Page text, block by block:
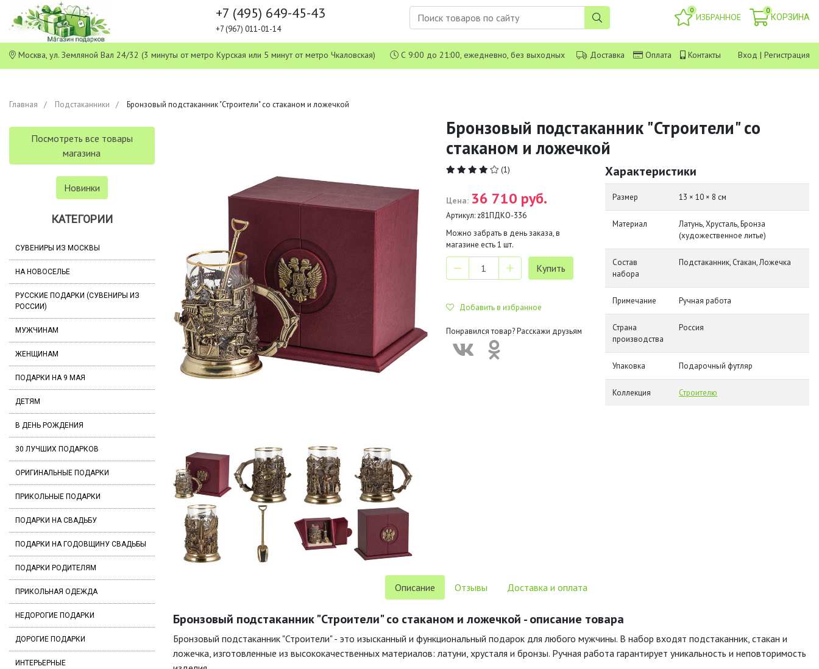
+7 (495) 649-45-43
+7 (967) 011-01-14
0
ИЗБРАННОЕ
0
КОРЗИНА
Москва, ул. Земляной Вал 24/32 (3 минуты от метро Курская или 5 минут от метро Чкаловская) С 9:00 до 21:00, ежедневно, без выходных Доставка Оплата Контакты Вход | Регистрация
Главная Подстаканники Бронзовый подстаканник "Строители" со стаканом и ложечкой
Посмотреть все товары
магазина
Новинки
КАТЕГОРИИ
СУВЕНИРЫ ИЗ МОСКВЫ
НА НОВОСЕЛЬЕ
РУССКИЕ ПОДАРКИ (СУВЕНИРЫ ИЗ
РОССИИ)
МУЖЧИНАМ
ЖЕНЩИНАМ
ПОДАРКИ НА 9 МАЯ
ДЕТЯМ
В ДЕНЬ РОЖДЕНИЯ
30 ЛУЧШИХ ПОДАРКОВ
ОРИГИНАЛЬНЫЕ ПОДАРКИ
ПРИКОЛЬНЫЕ ПОДАРКИ
ПОДАРКИ НА СВАДЬБУ
ПОДАРКИ НА ГОДОВЩИНУ СВАДЬБЫ
ПОДАРКИ РОДИТЕЛЯМ
ПРИКОЛЬНАЯ ОДЕЖДА
НЕДОРОГИЕ ПОДАРКИ
ДОРОГИЕ ПОДАРКИ
ИНТЕРЬЕРНЫЕ
Бронзовый подстаканник "Строители" со
стаканом и ложечкой
(1)
Цена: 36 710 руб.
Артикул: z81ПДКО-336
Можно забрать в день заказа, в
магазине есть1 шт.
Добавить в избранное
Понравился товар? Расскажи друзьям
Характеристики
Размер 13 × 10 × 8 см
Материал
Латунь, Хрусталь, Бронза
(художественное литье)
Состав
набора
Подстаканник, Стакан, Ложечка
Примечание Ручная работа
Страна
производства
Россия
Упаковка Подарочный футляр
Коллекция Строителю
Описание Отзывы Доставка и оплата
Бронзовый подстаканник "Строители" со стаканом и ложечкой - описание товара
Бронзовый подстаканник "Строители" - это изысканный и функциональный подарок для любого мужчины. В набор входят подстаканник, стакан и
ложечка, изготовленные из высококачественных материалов: латуни, хрусталя и бронзы. Ручная работа гарантирует уникальность и неповторимость